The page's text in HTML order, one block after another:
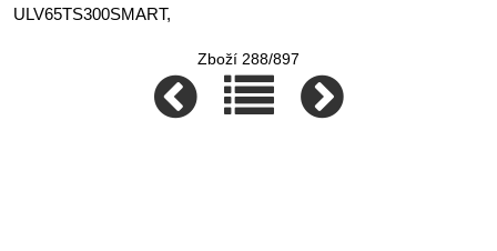
ULV65TS300SMART,
Zboží 288/897